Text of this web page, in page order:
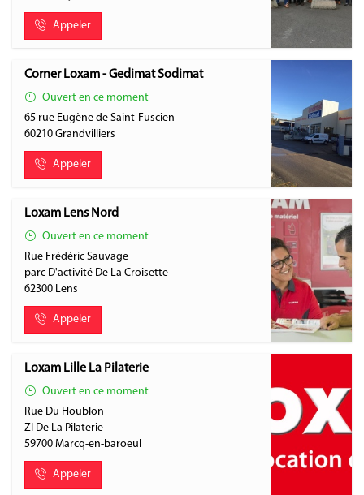
Appeler
Corner Loxam - Gedimat Sodimat
Ouvert en ce moment
65 rue Eugène de Saint-Fuscien
60210 Grandvilliers
Appeler
Loxam Lens Nord
Ouvert en ce moment
Rue Frédéric Sauvage
parc D'activité De La Croisette
62300 Lens
Appeler
Loxam Lille La Pilaterie
Ouvert en ce moment
Rue Du Houblon
ZI De La Pilaterie
59700 Marcq-en-baroeul
Appeler